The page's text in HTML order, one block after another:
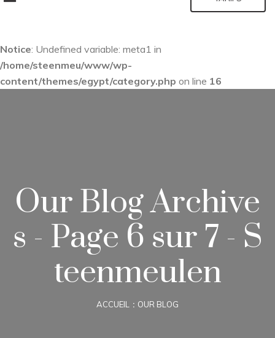
Notice: Undefined variable: meta1 in
/home/steenmeu/www/wp-
content/themes/egypt/category.php on line 16
Our Blog Archive
s - Page 6 sur 7 - S
teenmeulen
ACCUEIL OUR BLOG